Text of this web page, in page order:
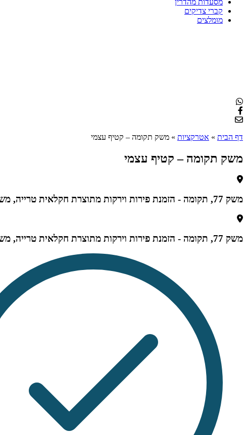
קברי צדיקים
מומלצים
דף הבית » אטרקציות » משק תקומה – קטיף עצמי
משק תקומה – קטיף עצמי
משק 77, תקומה - הזמנת פירות וירקות מתוצרת חקלאית טרייה, משק, תקומה, ישראל
משק 77, תקומה - הזמנת פירות וירקות מתוצרת חקלאית טרייה, משק, תקומה, ישראל